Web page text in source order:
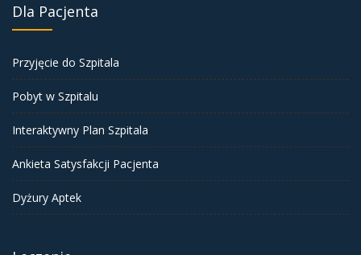
Dla Pacjenta
Przyjęcie do Szpitala
Pobyt w Szpitalu
Interaktywny Plan Szpitala
Ankieta Satysfakcji Pacjenta
Dyżury Aptek